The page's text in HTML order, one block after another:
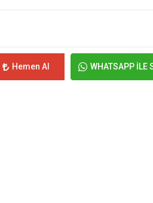
Hemen Al WHATSAPP İLE